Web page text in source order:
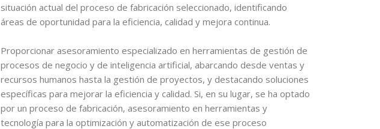
situación actual del proceso de fabricación seleccionado, identificando
áreas de oportunidad para la eficiencia, calidad y mejora continua.
Proporcionar asesoramiento especializado en herramientas de gestión de
procesos de negocio y de inteligencia artificial, abarcando desde ventas y
recursos humanos hasta la gestión de proyectos, y destacando soluciones
específicas para mejorar la eficiencia y calidad. Si, en su lugar, se ha optado
por un proceso de fabricación, asesoramiento en herramientas y
tecnología para la optimización y automatización de ese proceso